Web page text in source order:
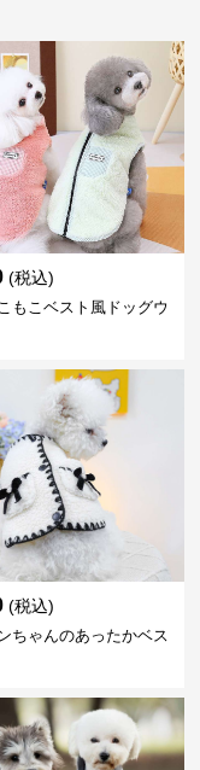
(税込)
もこベスト風ドッグウ
(税込)
ちゃんのあったかベス